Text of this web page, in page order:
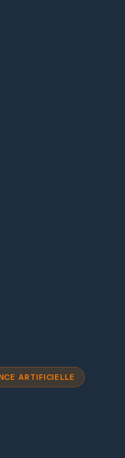
ARTIFICIELLE